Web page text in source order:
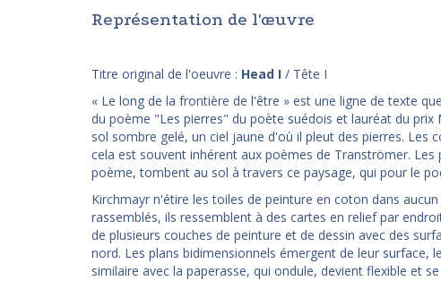
Représentation de l'œuvre
Titre original de l'oeuvre : Head I / Tête I
« Le long de la frontière de l'être » est une ligne de texte
du poème "Les pierres" du poète suédois et lauréat du
sol sombre gelé, un ciel jaune d'où il pleut des pierres.
cela est souvent inhérent aux poèmes de Tranströmer.
poème, tombent au sol à travers ce paysage, qui pour le
Kirchmayr n'étire les toiles de peinture en coton dans
rassemblés, ils ressemblent à des cartes en relief par
de plusieurs couches de peinture et de dessin avec des
nord. Les plans bidimensionnels émergent de leur surface,
similaire avec la paperasse, qui ondule, devient flexible et